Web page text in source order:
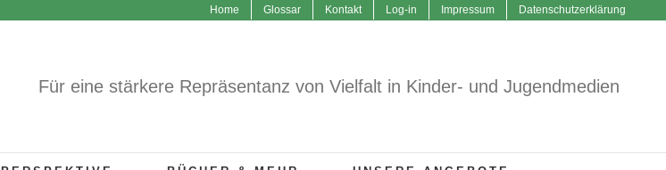
Home Glossar Kontakt Log-in Impressum Datenschutzerklärung
Für eine stärkere Repräsentanz von Vielfalt in Kinder- und Jugendmedien